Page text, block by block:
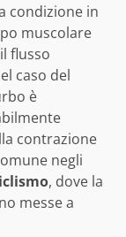
condizione in
muscolare
flusso
caso del
è
contrazione
negli
, dove la
messe a